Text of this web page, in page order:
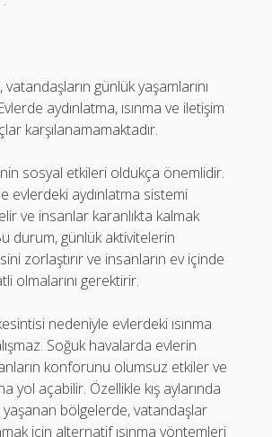
günlük yaşamlarını
aydınlatma, ısınma ve iletişim
karşılanamamaktadır.
sosyal etkileri oldukça önemlidir.
evlerdeki aydınlatma sistemi
ve insanlar karanlıkta kalmak
durum, günlük aktivitelerin
zorlaştırır ve insanların ev içinde
olmalarını gerektirir.
nedeniyle evlerdeki ısınma
Soğuk havalarda evlerin
konforunu olumsuz etkiler ve
yol açabilir. Özellikle kış aylarında
bölgelerde, vatandaşlar
için alternatif ısınma yöntemleri